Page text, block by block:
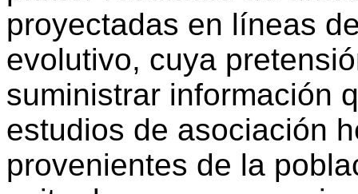
proyectadas en líneas
evolutivo, cuya
suministrar información
estudios de asociación
provenientes de la